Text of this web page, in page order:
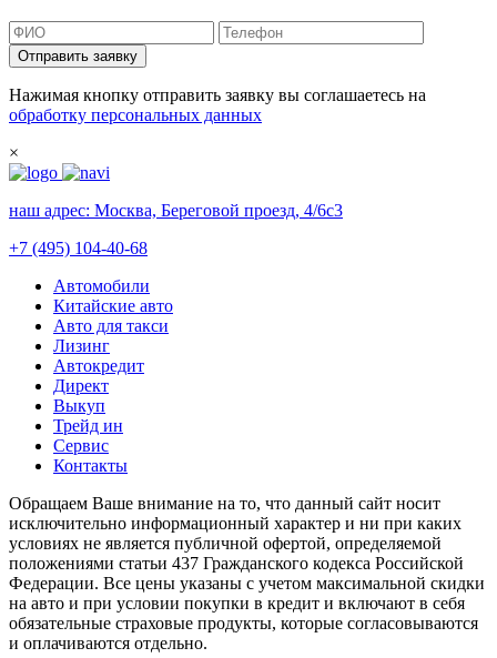
Отправить заявку
Нажимая кнопку отправить заявку вы соглашаетесь на
обработку персональных данных
×
наш адрес: Москва, Береговой проезд, 4/6с3
+7 (495) 104-40-68
Автомобили
Китайские авто
Авто для такси
Лизинг
Автокредит
Директ
Выкуп
Трейд ин
Сервис
Контакты
Обращаем Ваше внимание на то, что данный сайт носит
исключительно информационный характер и ни при каких
условиях не является публичной офертой, определяемой
положениями статьи 437 Гражданского кодекса Российской
Федерации. Все цены указаны с учетом максимальной скидки
на авто и при условии покупки в кредит и включают в себя
обязательные страховые продукты, которые согласовываются
и оплачиваются отдельно.